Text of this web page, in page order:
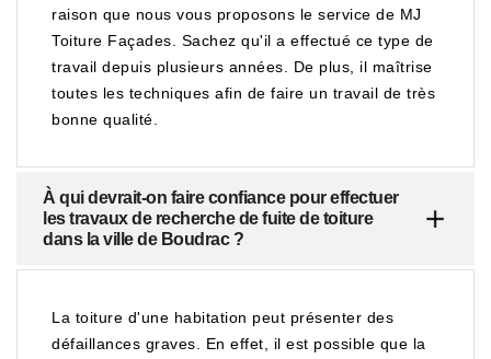
raison que nous vous proposons le service de MJ
Toiture Façades. Sachez qu'il a effectué ce type de
travail depuis plusieurs années. De plus, il maîtrise
toutes les techniques afin de faire un travail de très
bonne qualité.
À qui devrait-on faire confiance pour effectuer
les travaux de recherche de fuite de toiture
dans la ville de Boudrac ?
La toiture d'une habitation peut présenter des
défaillances graves. En effet, il est possible que la